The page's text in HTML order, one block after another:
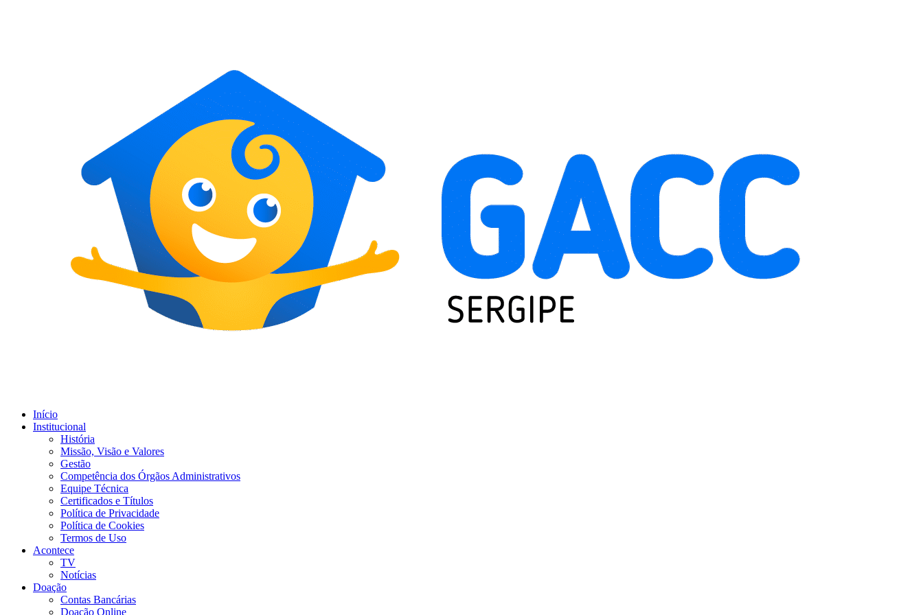
Início
Institucional
História
Missão, Visão e Valores
Gestão
Competência dos Órgãos Administrativos
Equipe Técnica
Certificados e Títulos
Política de Privacidade
Política de Cookies
Termos de Uso
Acontece
TV
Notícias
Doação
Contas Bancárias
Doação Online